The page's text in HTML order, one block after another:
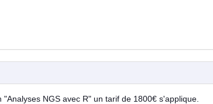
NGS avec R" un tarif de 1800€ s'applique.